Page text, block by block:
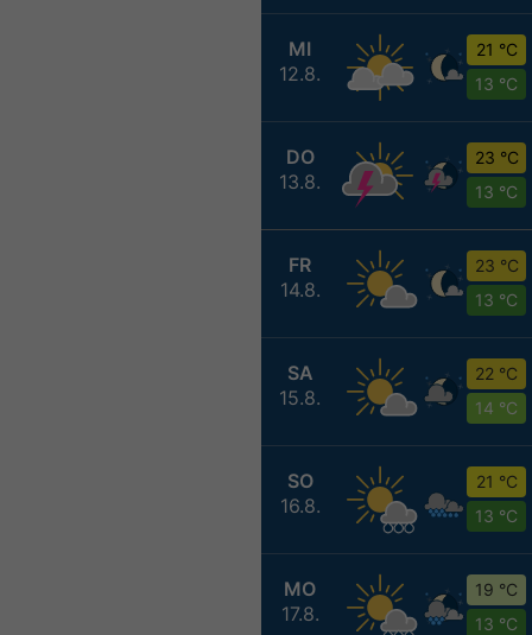
MI
12.8.
21 °C
13 °C
DO
13.8.
23 °C
13 °C
FR
14.8.
23 °C
13 °C
SA
15.8.
22 °C
14 °C
SO
16.8.
21 °C
13 °C
MO
17.8.
19 °C
13 °C